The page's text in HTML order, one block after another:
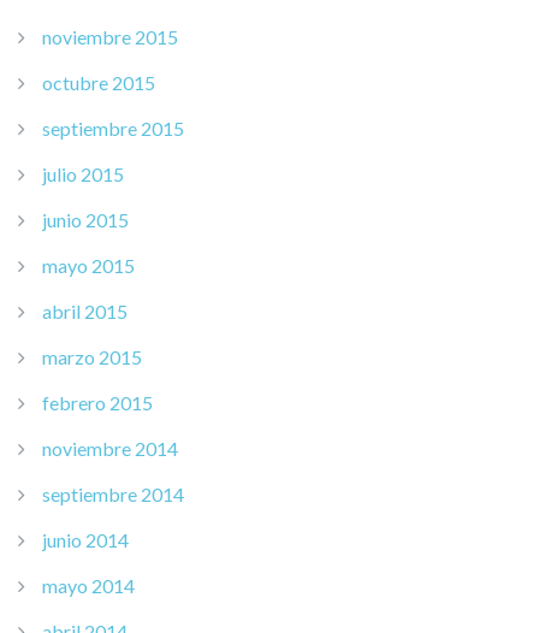
noviembre 2015
octubre 2015
septiembre 2015
julio 2015
junio 2015
mayo 2015
abril 2015
marzo 2015
febrero 2015
noviembre 2014
septiembre 2014
junio 2014
mayo 2014